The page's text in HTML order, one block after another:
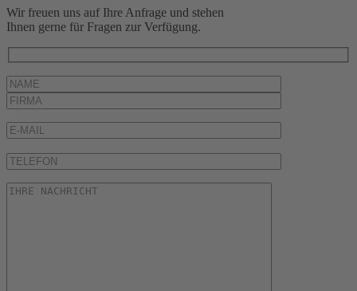
Wir freuen uns auf Ihre Anfrage und stehen
Ihnen gerne für Fragen zur Verfügung.